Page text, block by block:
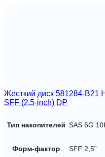
Жесткий диск 581284-B21
SFF (2.5-inch) DP
Тип накопителей SAS 6G
Форм-фактор SFF 2,5"